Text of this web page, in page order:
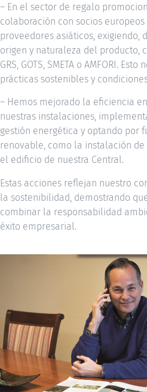
– En el sector de regalo
colaboración con socios
proveedores asiáticos, exigiendo,
origen y naturaleza del producto,
GRS, GOTS, SMETA o AMFORI.
prácticas sostenibles y
– Hemos mejorado la eficiencia
nuestras instalaciones,
gestión energética y optando por
renovable, como la instalación
el edificio de nuestra Central.
Estas acciones reflejan nuestro
la sostenibilidad, demostrando
combinar la responsabilidad
éxito empresarial.